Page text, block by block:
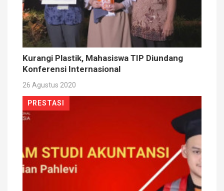
Kurangi Plastik, Mahasiswa TIP Diundang
Konferensi Internasional
26 Agustus 2020
PRESTASI